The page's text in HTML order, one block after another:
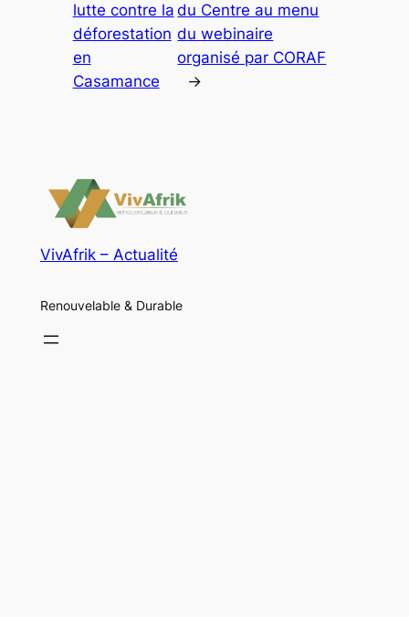
lutte contre la
déforestation
en
Casamance
du Centre au menu
du webinaire
organisé par CORAF
→
VivAfrik – Actualité
Renouvelable & Durable